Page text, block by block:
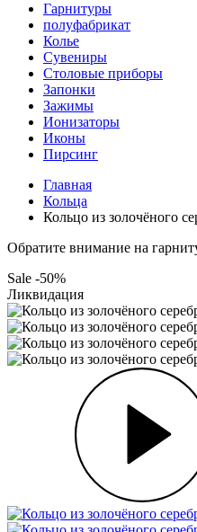
Гарнитуры
полуфабрикат
Колье
Сувениры
Столовые приборы
Запонки
Зажимы
Ионизаторы
Иконы
Пирсинг
Главная
Кольца
Кольцо из золочёного
Обратите внимание на
Sale -50%
Ликвидация